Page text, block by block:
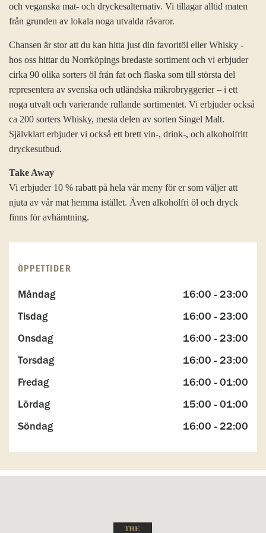
och veganska mat- och dryckesalternativ. Vi tillagar alltid maten
från grunden av lokala noga utvalda råvaror.
Chansen är stor att du kan hitta just din favoritöl eller Whisky -
hos oss hittar du Norrköpings bredaste sortiment och vi erbjuder
cirka 90 olika sorters öl från fat och flaska som till största del
representera av svenska och utländska mikrobryggerier – i ett
noga utvalt och varierande rullande sortimentet. Vi erbjuder också
ca 200 sorters Whisky, mesta delen av sorten Singel Malt.
Självklart erbjuder vi också ett brett vin-, drink-, och alkoholfritt
dryckesutbud.
Take Away
Vi erbjuder 10 % rabatt på hela vår meny för er som väljer att
njuta av vår mat hemma istället. Även alkoholfri öl och dryck
finns för avhämtning.
ÖPPETTIDER
Måndag
16:00 - 23:00
Tisdag
16:00 - 23:00
Onsdag
16:00 - 23:00
Torsdag
16:00 - 23:00
Fredag
16:00 - 01:00
Lördag
15:00 - 01:00
Söndag
16:00 - 22:00